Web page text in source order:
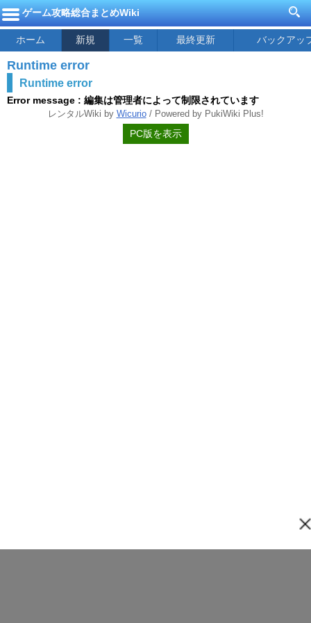
ゲーム攻略総合まとめWiki
ホーム 新規 一覧 最終更新 バックアッ
Runtime error
Runtime error
Error message : 編集は管理者によって制限されています
レンタルWiki by Wicurio/ Powered by PukiWiki Plus!
PC版を表示